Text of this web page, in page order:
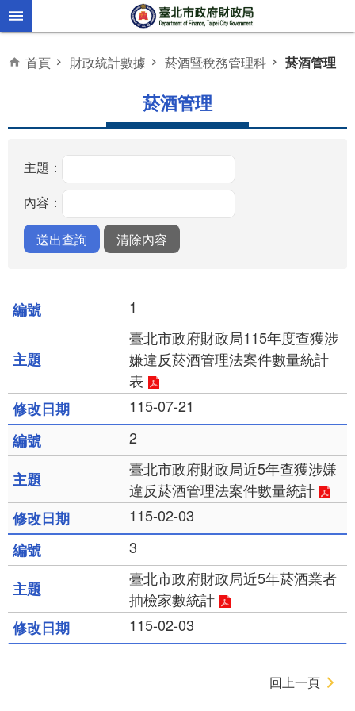
跳到主要內容區塊
首頁 財政統計數據 菸酒暨稅務管理科 菸酒管理
菸酒管理
主題：
內容：
1
臺北市政府財政局115年度查獲涉
嫌違反菸酒管理法案件數量統計
表
115-07-21
2
臺北市政府財政局近5年查獲涉嫌
違反菸酒管理法案件數量統計
115-02-03
3
臺北市政府財政局近5年菸酒業者
抽檢家數統計
115-02-03
回上一頁